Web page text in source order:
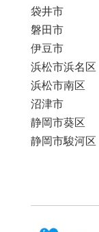
袋井市
磐田市
伊豆市
浜松市浜名区
浜松市南区
沼津市
静岡市葵区
静岡市駿河区